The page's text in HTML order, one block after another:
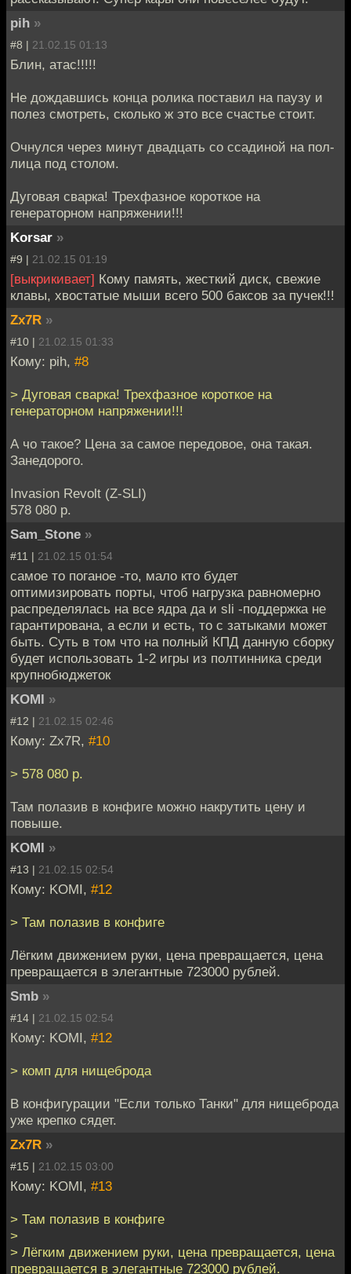
pih »
#8 | 21.02.15 01:13
Блин, атас!!!!!
Не дождавшись конца ролика поставил на паузу и
полез смотреть, сколько ж это все счастье стоит.
Очнулся через минут двадцать со ссадиной на пол-
лица под столом.
Дуговая сварка! Трехфазное короткое на
генераторном напряжении!!!
Korsar »
#9 | 21.02.15 01:19
[выкрикивает] Кому память, жесткий диск, свежие
клавы, хвостатые мыши всего 500 баксов за пучек!!!
Zx7R »
#10 | 21.02.15 01:33
Кому: pih, #8
> Дуговая сварка! Трехфазное короткое на
генераторном напряжении!!!
А чо такое? Цена за самое передовое, она такая.
Занедорого.
Invasion Revolt (Z-SLI)
578 080 р.
Sam_Stone »
#11 | 21.02.15 01:54
самое то поганое -то, мало кто будет
оптимизировать порты, чтоб нагрузка равномерно
распределялась на все ядра да и sli -поддержка не
гарантирована, а если и есть, то с затыками может
быть. Cуть в том что на полный КПД данную сборку
будет использовать 1-2 игры из полтинника среди
крупнобюджеток
KOMI »
#12 | 21.02.15 02:46
Кому: Zx7R, #10
> 578 080 р.
Там полазив в конфиге можно накрутить цену и
повыше.
KOMI »
#13 | 21.02.15 02:54
Кому: KOMI, #12
> Там полазив в конфиге
Лёгким движением руки, цена превращается, цена
превращается в элегантные 723000 рублей.
Smb »
#14 | 21.02.15 02:54
Кому: KOMI, #12
> комп для нищеброда
В конфигурации "Если только Танки" для нищеброда
уже крепко сядет.
Zx7R »
#15 | 21.02.15 03:00
Кому: KOMI, #13
> Там полазив в конфиге
>
> Лёгким движением руки, цена превращается, цена
превращается в элегантные 723000 рублей.